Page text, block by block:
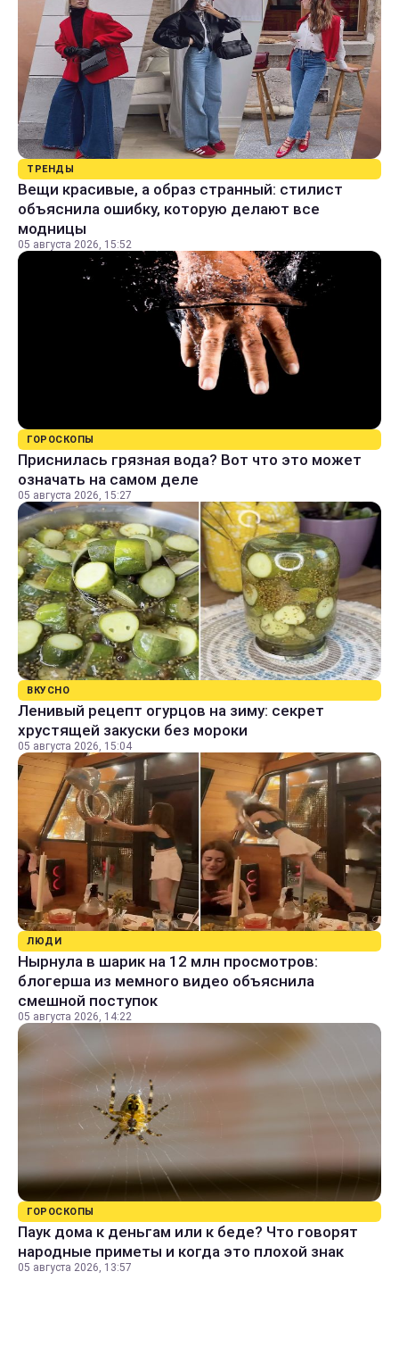
ТРЕНДЫ
Вещи красивые, а образ странный: стилист
объяснила ошибку, которую делают все
модницы
05 августа 2026, 15:52
ГОРОСКОПЫ
Приснилась грязная вода? Вот что это может
означать на самом деле
05 августа 2026, 15:27
ВКУСНО
Ленивый рецепт огурцов на зиму: секрет
хрустящей закуски без мороки
05 августа 2026, 15:04
ЛЮДИ
Нырнула в шарик на 12 млн просмотров:
блогерша из мемного видео объяснила
смешной поступок
05 августа 2026, 14:22
ГОРОСКОПЫ
Паук дома к деньгам или к беде? Что говорят
народные приметы и когда это плохой знак
05 августа 2026, 13:57